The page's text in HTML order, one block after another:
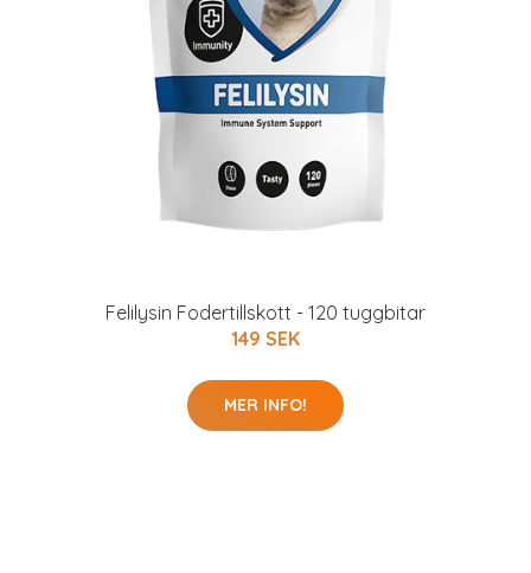
Felilysin Fodertillskott - 120 tuggbitar
149 SEK
MER INFO!